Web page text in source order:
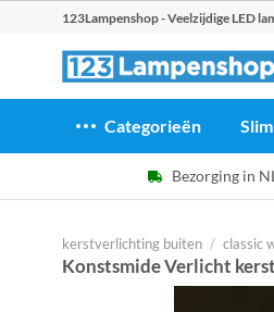
123Lampenshop - Veelzijdige LED
Categorieën
Bezorging in
kerstverlichting buiten / classic
Konstsmide Verlicht